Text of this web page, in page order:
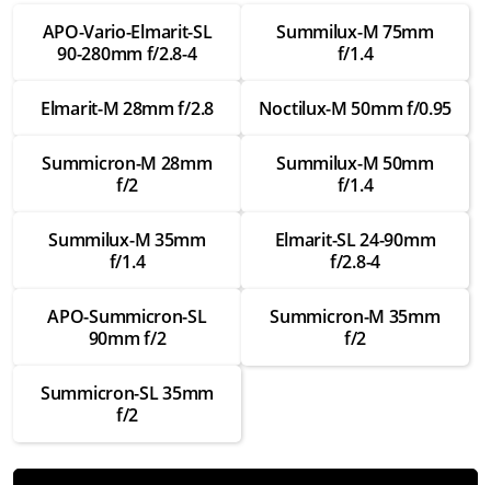
от 3 500 ₽
Ремонт шлейфов внутри
от 2 000 ₽
Замена креплений
от 1 750 ₽
от 3 500 ₽
от 2 000 ₽
Замена контактов для передачи данных
APO-Vario-Elmarit-SL
90-280mm f/2.8-4
Summilux-M 75mm
f/1.4
Elmarit-M 28mm f/2.8 Noctilux-M 50mm f/0.95
Summicron-M 28mm
f/2
Summilux-M 50mm
f/1.4
Summilux-M 35mm
f/1.4
Elmarit-SL 24-90mm
f/2.8-4
APO-Summicron-SL
90mm f/2
Summicron-M 35mm
f/2
Summicron-SL 35mm
f/2